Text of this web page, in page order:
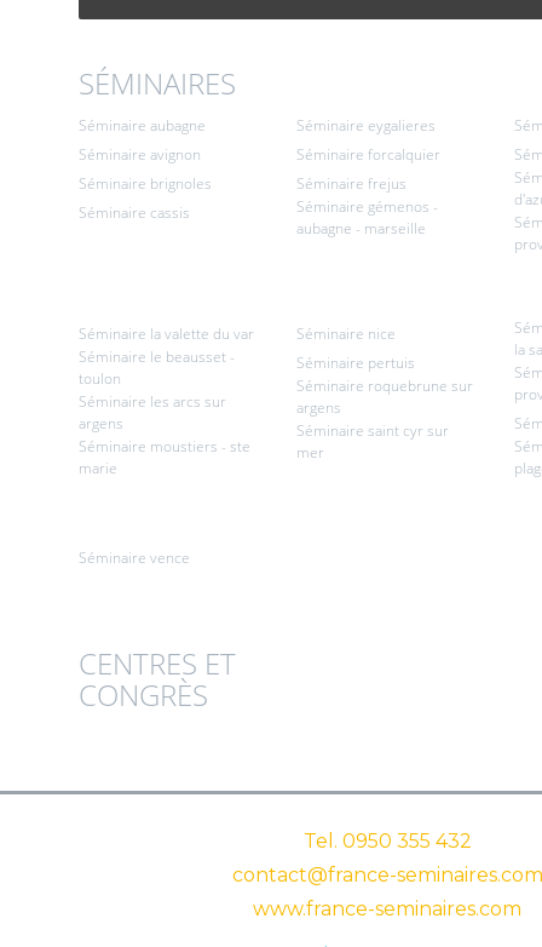
SÉMINAIRES
Séminaire aubagne
Séminaire avignon
Séminaire brignoles
Séminaire cassis
Séminaire eygalieres
Séminaire forcalquier
Séminaire frejus
Séminaire gémenos -
aubagne - marseille
Séminaire la valette du var
Séminaire le beausset -
toulon
Séminaire les arcs sur
argens
Séminaire moustiers - ste
marie
Séminaire nice
Séminaire pertuis
Séminaire roquebrune sur
argens
Séminaire saint cyr sur
mer
la
Séminaire vence
CENTRES ET
CONGRÈS
Tel. 0950 355 432
contact@france-seminaires.com
www.france-seminaires.com